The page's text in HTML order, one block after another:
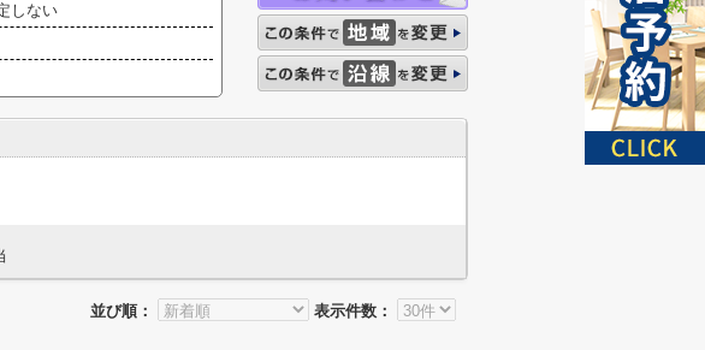
しない
並び順： 表示件数：